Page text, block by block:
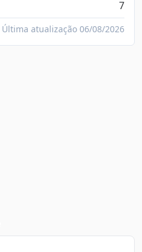
7
Última atualização 06/08/2026